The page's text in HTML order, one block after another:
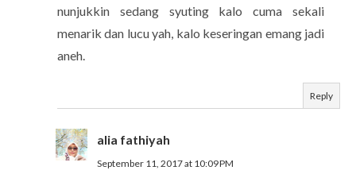
nunjukkin sedang syuting kalo cuma sekali
menarik dan lucu yah, kalo keseringan emang jadi
aneh.
Reply
alia fathiyah
September 11, 2017 at 10:09 PM